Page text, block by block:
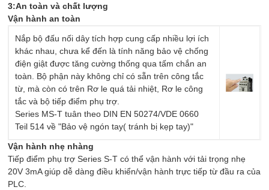
3:An toàn và chất lượng
Vận hành an toàn
Nắp bộ đấu nối dây tích hợp cung cấp nhiều lợi ích
khác nhau, chưa kể đến là tính năng bảo vệ chống
điện giật được tăng cường thống qua tấm chắn an
toàn. Bộ phận này không chỉ có sẵn trên công tắc
từ, mà còn có trên Rơ le quá tải nhiệt, Rơ le công
tắc và bộ tiếp điểm phụ trợ.
Series MS-T tuân theo DIN EN 50274/VDE 0660
Teil 514 về "Bảo vệ ngón tay( tránh bị kẹp tay)"
Vận hành nhẹ nhàng
Tiếp điểm phụ trợ Series S-T có thể vận hành với tải trọng nhẹ
20V 3mA giúp dễ dàng điều khiển/vận hành trực tiếp từ đầu ra của
PLC.